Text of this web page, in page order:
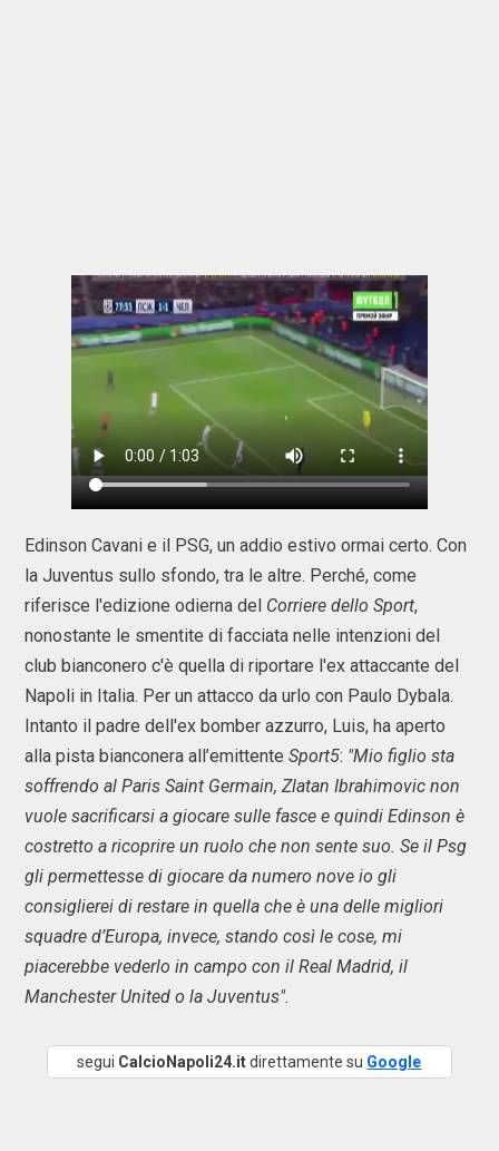
Edinson Cavani e il PSG, un addio estivo ormai certo. Con
la Juventus sullo sfondo, tra le altre. Perché, come
riferisce l'edizione odierna del Corriere dello Sport,
nonostante le smentite di facciata nelle intenzioni del
club bianconero c'è quella di riportare l'ex attaccante del
Napoli in Italia. Per un attacco da urlo con Paulo Dybala.
Intanto il padre dell'ex bomber azzurro, Luis, ha aperto
alla pista bianconera all’emittente Sport5: "Mio figlio sta
soffrendo al Paris Saint Germain, Zlatan Ibrahimovic non
vuole sacrificarsi a giocare sulle fasce e quindi Edinson è
costretto a ricoprire un ruolo che non sente suo. Se il Psg
gli permettesse di giocare da numero nove io gli
consiglierei di restare in quella che è una delle migliori
squadre d’Europa, invece, stando così le cose, mi
piacerebbe vederlo in campo con il Real Madrid, il
Manchester United o la Juventus".
segui CalcioNapoli24.itdirettamente su Google